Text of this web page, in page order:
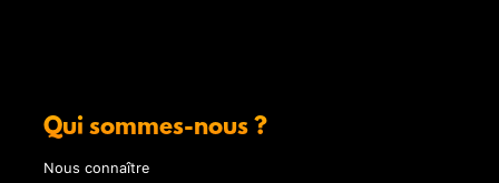
Qui sommes-nous ?
Nous connaître